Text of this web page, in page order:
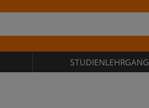
STUDIENLEHRGANG